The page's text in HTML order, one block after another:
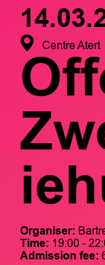
Centre Atert
Organiser:
Time: 19:00 -
Admission fee: